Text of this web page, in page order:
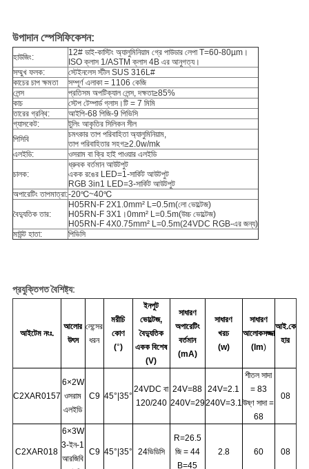
উপাদান স্পেসিফিকেশন:
হাউজিং:
12# ডাই-কাস্টিং অ্যালুমিনিয়াম গ্রে পাউডার লেপা T=60-80µm।
ISO ক্লাস 1/ASTM ক্লাস 4B এর আনুগত্য।
সম্মুখ ফলক:
স্টেইনলেস স্টীল SUS 316L#
কাচের চাপ ক্ষমতা
সম্পূর্ণ এলাকা = 1106 কেজি
লেন্স
প্রতিসম অপটিক্যাল লেন্স, দক্ষতা≥85%
কাচ
স্টেপ টেম্পার্ড গ্লাস।টি = 7 মিমি
তারের গ্রন্থি:
আইপি-68 পিজি-9 পিভিসি
গ্যাসকেট:
টুলিং আকৃতির সিলিকন সীল
পিসিবি
চমৎকার তাপ পরিবাহিতা অ্যালুমিনিয়াম,
তাপ পরিবাহিতার সহগ≥2.0w/mk
এলইডি:
ওসরাম বা ক্রি হাই পাওয়ার এলইডি
চালক:
ধ্রুবক বর্তমান আউটপুট
একক রঙের LED=1-সার্কিট আউটপুট
RGB 3in1 LED=3-সার্কিট আউটপুট
অপারেটিং তাপমাত্রা:-20℃~40℃
বৈদ্যুতিক তার:
H05RN-F 2X1.0mm² L=0.5m(লো ভোল্টেজ)
H05RN-F 3X1।0mm² L=0.5m(উচ্চ ভোল্টেজ)
H05RN-F 4X0.75mm² L=0.5m(24VDC RGB-এর জন্য)
মাউন্ট হাতা:
পিভিসি
প্রযুক্তিগত বৈশিষ্ট্য:
আইটেম নংঃ.
আলোর
উৎস
লেন্সের
ধরন
মরীচি
কোণ
(°)
ইনপুট
ভোল্টেজ,
বৈদ্যুতিক
একক বিশেষ
(V)
সাধারণ
অপারেটিং
বর্তমান
(mA)
সাধারণ
খরচ
(w)
সাধারণ
আলোকসজ্জা
(lm)
আই.কে
হার
C2XAR0157
6×2W
ওসরাম
এলইডি
C9 45°|35°
24VDC বা
120/240
24V=88
240V=29
24V=2.1
240V=3.1
শীতল সাদা
= 83
উষ্ণ সাদা =
68
08
C2XAR018
6×3W
3-ইন-1
আরজিবি
C9 45°|35° 24ভিডিসি
R=26.5
জি = 44
B=45
2.8 60 08